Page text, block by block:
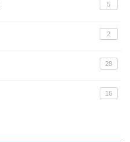
5
2
28
16